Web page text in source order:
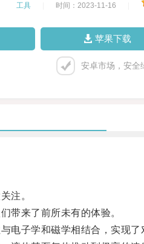
工具 时间：2023-11-16
苹果下载
安卓市场，安全
注。
来了前所未有的体验。
子学和磁学相结合，实现了